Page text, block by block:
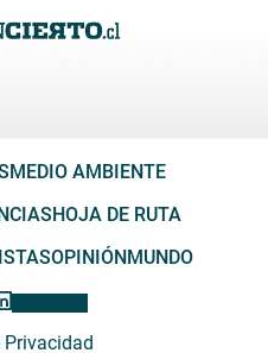
MEDIO AMBIENTE
HOJA DE RUTA
OPINIÓN MUNDO